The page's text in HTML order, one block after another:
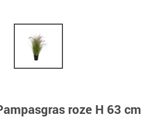
roze H 63 cm